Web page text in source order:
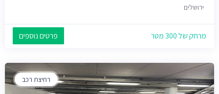
ירושלים
מרחק של 300 מטר פרטים נוספים
רחיצת רכב